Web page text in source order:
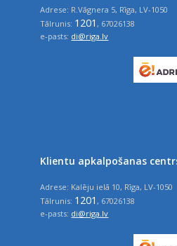
Adrese: R.Vāgnera 5, Rīga, LV-1050
Tālrunis: 1201 , 67026138
e-pasts: di@riga.lv
Klientu apkalpošanas
Adrese: Kalēju ielā 10, Rīga, LV-1050
Tālrunis: 1201 , 67026138
e-pasts: di@riga.lv